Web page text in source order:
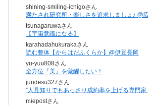
shining-smiling-ichigoさん
満たされ研究所・楽しさを追求しましょ♪ @
tsunagaruwaさん
【宇宙意識になる】
karahadahukurakaさん
読む整体【からはだふくらか】@伊豆長岡
yu-yuu808さん
全方位『美』を覚醒したい！
jundesu327さん
miepostさん